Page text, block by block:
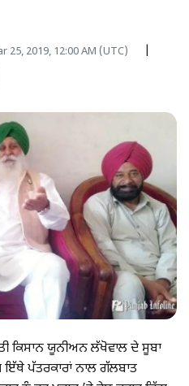
25, 2019, 12:00 AM (UTC)
ਕਿਸਾਨ ਯੂਨੀਅਨ ਲੱਖੋਵਾਲ ਦੇ ਸੂਬਾ
ਪੱਤਰਕਾਰਾਂ ਨਾਲ ਗੱਲਬਾਤ